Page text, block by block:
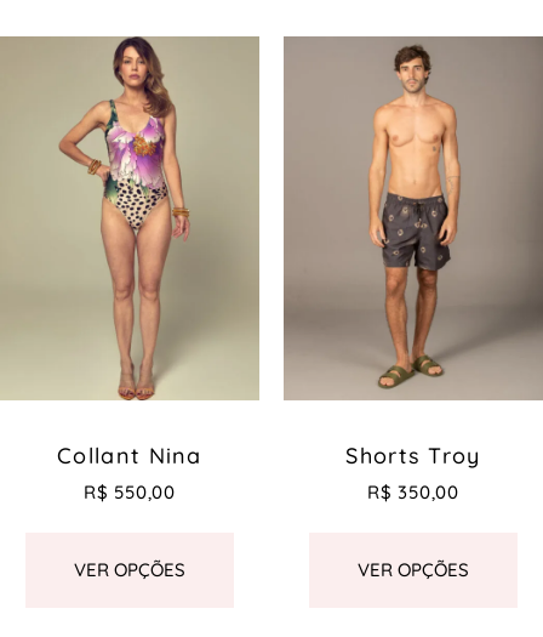
Collant Nina
R$ 550,00
VER OPÇÕES
Shorts Troy
R$ 350,00
VER OPÇÕES